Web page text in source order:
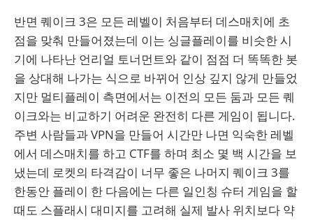
반면 퀘이크 3은 모든 레벨이 처음부터 데스매치에 초
점을 맞춰 만들어졌는데 이는 싱글플레이를 비슷한 시
기에 나타난 언리얼 토너먼트와 같이 점점 더 똑똑한 봇
을 상대해 나가는 식으로 바뀌어 인상 깊지 않게 만들었
지만 멀티플레이 측면에서는 이전의 모든 둠과 모든 퀘
이크와는 비교하기 어려운 완전히 다른 게임이 됩니다.
주변 사람들과 VPN을 만들어 시간만 나면 익숙한 레벨
에서 데스매치를 하고 CTF를 하며 최소 몇 백 시간을 보
냈는데 로켓의 타격감이 너무 좋은 나머지 퀘이크 3를
한동안 플레이 한 다음에는 다른 일인칭 슈터 게임을 할
때도 스플래시 대미지를 고려해 실제 발사 위치보다 약